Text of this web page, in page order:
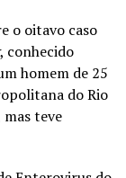
o oitavo caso
, conhecido
homem de 25
do Rio
teve